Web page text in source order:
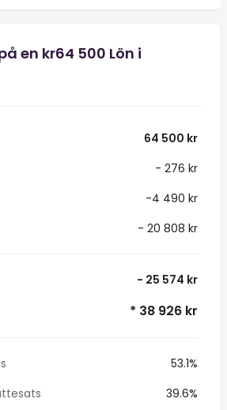
en kr64 500 Lön i
64 500 kr
- 276 kr
-4 490 kr
- 20 808 kr
- 25 574 kr
* 38 926 kr
53.1%
39.6%